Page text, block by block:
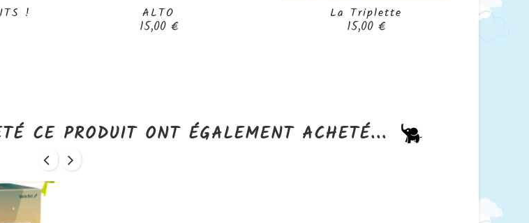
! ALTO
Prix
15,00 €
La Triplette
Prix
15,00 €
CE PRODUIT ONT ÉGALEMENT ACHETÉ...